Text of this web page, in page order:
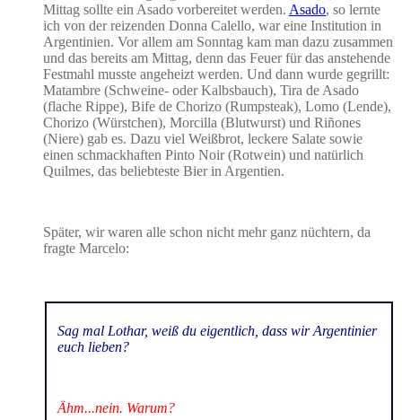
Mittag sollte ein Asado vorbereitet werden. Asado, so lernte
ich von der reizenden Donna Calello, war eine Institution in
Argentinien. Vor allem am Sonntag kam man dazu zusammen
und das bereits am Mittag, denn das Feuer für das anstehende
Festmahl musste angeheizt werden. Und dann wurde gegrillt:
Matambre (Schweine- oder Kalbsbauch), Tira de Asado
(flache Rippe), Bife de Chorizo (Rumpsteak), Lomo (Lende),
Chorizo (Würstchen), Morcilla (Blutwurst) und Riñones
(Niere) gab es. Dazu viel Weißbrot, leckere Salate sowie
einen schmackhaften Pinto Noir (Rotwein) und natürlich
Quilmes, das beliebteste Bier in Argentien.
Später, wir waren alle schon nicht mehr ganz nüchtern, da
fragte Marcelo:
Sag mal Lothar, weiß du eigentlich, dass wir Argentinier
euch lieben?
Ähm...nein. Warum?